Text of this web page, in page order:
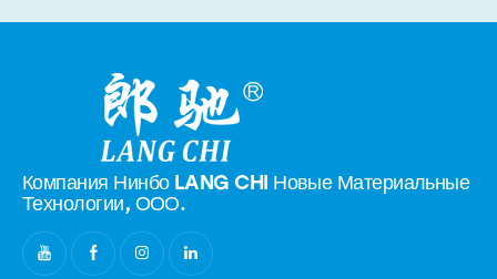
Компания Нинбо LANG CHI Новые Материальные
Технологии, ООО.